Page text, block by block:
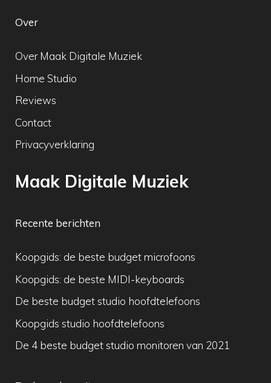
Over
Over Maak Digitale Muziek
Home Studio
Reviews
Contact
Privacyverklaring
Maak Digitale Muziek
Recente berichten
Koopgids: de beste budget microfoons
Koopgids: de beste MIDI-keyboards
De beste budget studio hoofdtelefoons
Koopgids studio hoofdtelefoons
De 4 beste budget studio monitoren van 2021